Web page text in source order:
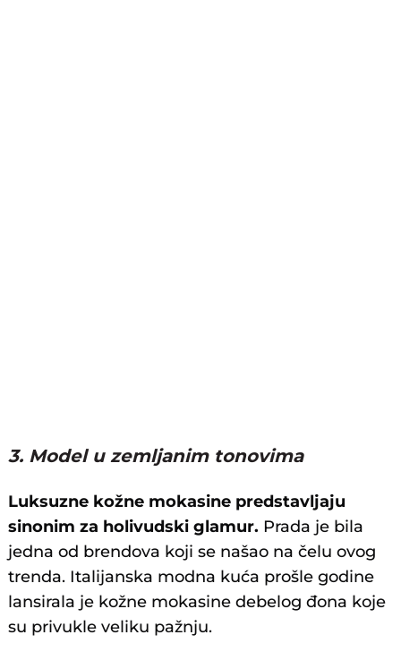
3. Model u zemljanim tonovima
Luksuzne kožne mokasine predstavljaju
sinonim za holivudski glamur. Prada je bila
jedna od brendova koji se našao na čelu ovog
trenda. Italijanska modna kuća prošle godine
lansirala je kožne mokasine debelog đona koje
su privukle veliku pažnju.